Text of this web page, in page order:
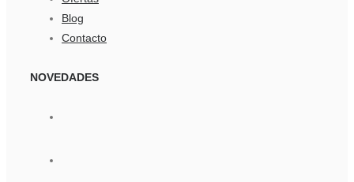
Blog
Contacto
NOVEDADES